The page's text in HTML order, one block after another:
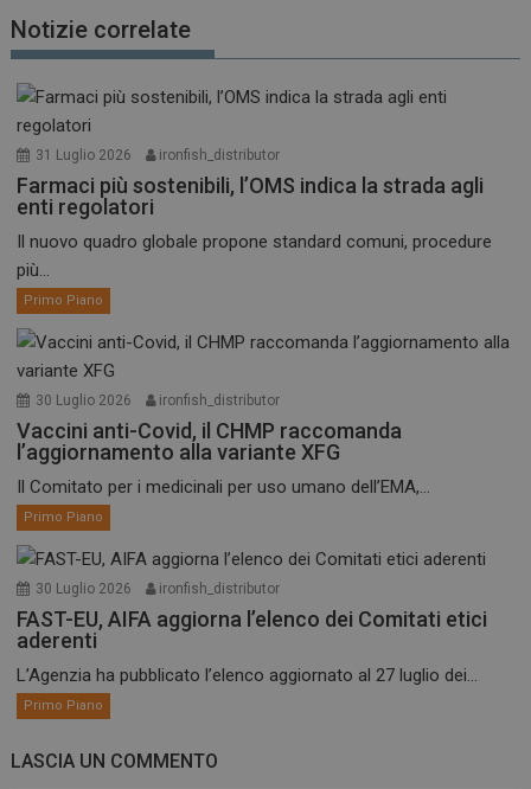
Notizie correlate
31 Luglio 2026 ironfish_distributor
Farmaci più sostenibili, l’OMS indica la strada agli
enti regolatori
Il nuovo quadro globale propone standard comuni, procedure
più...
Primo Piano
30 Luglio 2026 ironfish_distributor
Vaccini anti-Covid, il CHMP raccomanda
l’aggiornamento alla variante XFG
Il Comitato per i medicinali per uso umano dell’EMA,...
Primo Piano
30 Luglio 2026 ironfish_distributor
FAST-EU, AIFA aggiorna l’elenco dei Comitati etici
aderenti
L’Agenzia ha pubblicato l’elenco aggiornato al 27 luglio dei...
Primo Piano
LASCIA UN COMMENTO